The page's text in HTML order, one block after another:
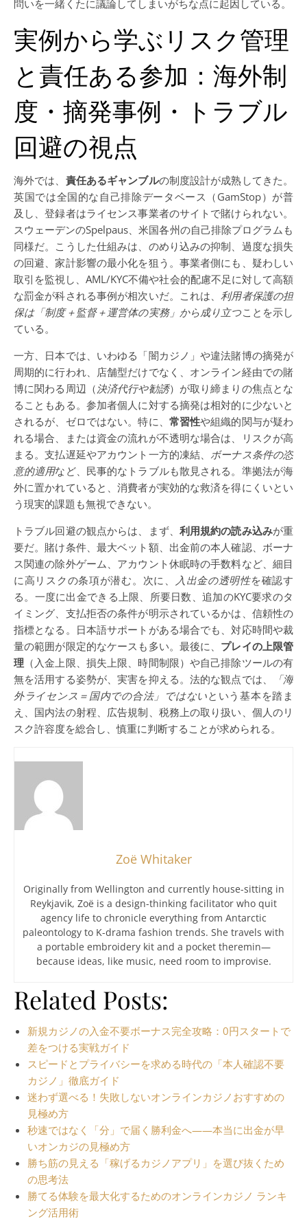
問いを一緒くたに議論してしまいがちな点に起因している。
実例から学ぶリスク管理
と責任ある参加：海外制
度・摘発事例・トラブル
回避の視点
海外では、 責任あるギャンブルの制度設計が成熟してきた。
英国では全国的な自己排除データベース（GamStop）が普
及し、登録者はライセンス事業者のサイトで賭けられない。
スウェーデンのSpelpaus、米国各州の自己排除プログラムも
同様だ。こうした仕組みは、のめり込みの抑制、過度な損失
の回避、家計影響の最小化を狙う。事業者側にも、疑わしい
取引を監視し、AML/KYC不備や社会的配慮不足に対して高額
な罰金が科される事例が相次いだ。これは、利用者保護の担
保は「制度＋監督＋運営体の実務」から成り立つことを示し
ている。
一方、日本では、いわゆる「闇カジノ」や違法賭博の摘発が
周期的に行われ、店舗型だけでなく、オンライン経由での賭
博に関わる周辺（決済代行や勧誘）が取り締まりの焦点とな
ることもある。参加者個人に対する摘発は相対的に少ないと
されるが、ゼロではない。特に、 常習性や組織的関与が疑わ
れる場合、または資金の流れが不透明な場合は、リスクが高
まる。支払遅延やアカウント一方的凍結、 ボーナス条件の恣
意的適用など、民事的なトラブルも散見される。準拠法が海
外に置かれていると、消費者が実効的な救済を得にくいとい
う現実的課題も無視できない。
トラブル回避の観点からは、まず、 利用規約の読み込みが重
要だ。賭け条件、最大ベット額、出金前の本人確認、ボーナ
ス関連の除外ゲーム、アカウント休眠時の手数料など、細目
に高リスクの条項が潜む。次に、
入出金の透明性を確認す
る。一度に出金できる上限、所要日数、追加のKYC要求のタ
イミング、支払拒否の条件が明示されているかは、信頼性の
指標となる。日本語サポートがある場合でも、対応時間や裁
量の範囲が限定的なケースも多い。最後に、 プレイの上限管
理 （入金上限、損失上限、時間制限）や自己排除ツールの有
無を活用する姿勢が、実害を抑える。法的な観点では、
「海
外ライセンス＝国内での合法」ではないという基本を踏ま
え、国内法の射程、広告規制、税務上の取り扱い、個人のリ
スク許容度を総合し、慎重に判断することが求められる。
Zoë Whitaker
Originally from Wellington and currently house-sitting in
Reykjavik, Zoë is a design-thinking facilitator who quit
agency life to chronicle everything from Antarctic
paleontology to K-drama fashion trends. She travels with
a portable embroidery kit and a pocket theremin—
because ideas, like music, need room to improvise.
Related Posts:
新規カジノの入金不要ボーナス完全攻略：0円スタートで
差をつける実戦ガイド
スピードとプライバシーを求める時代の「本人確認不要
カジノ」徹底ガイド
迷わず選べる！失敗しないオンラインカジノおすすめの
見極め方
秒速ではなく「分」で届く勝利金へ——本当に出金が早
いオンカジの見極め方
勝ち筋の見える「稼げるカジノアプリ」を選び抜くため
の思考法
勝てる体験を最大化するためのオンラインカジノ ランキ
ング活用術